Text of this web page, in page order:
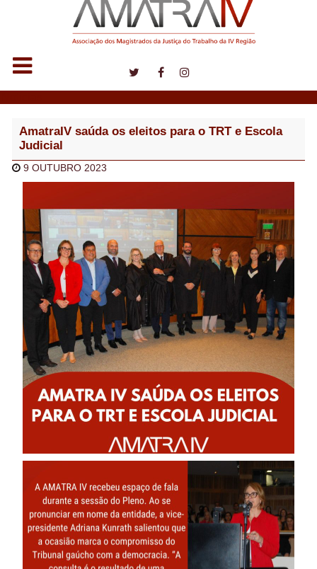
AmatraIV saúda os eleitos para o TRT e Escola
Judicial
9 OUTUBRO 2023